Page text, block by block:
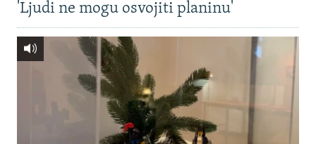
'Ljudi ne mogu osvojiti planinu'